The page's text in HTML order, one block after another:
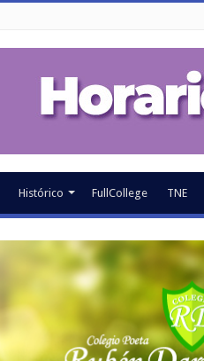
Histórico FullCollege TNE